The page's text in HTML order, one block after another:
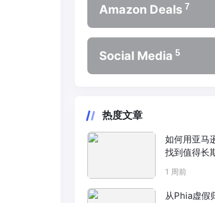
Amazon Deals 7
Social Media 5
热度文章
如何用亚马
找到值得长
联盟客？
1 周前
从Phia虚假